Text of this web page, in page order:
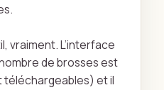
vraiment. L’interface
de brosses est
téléchargeables) et il